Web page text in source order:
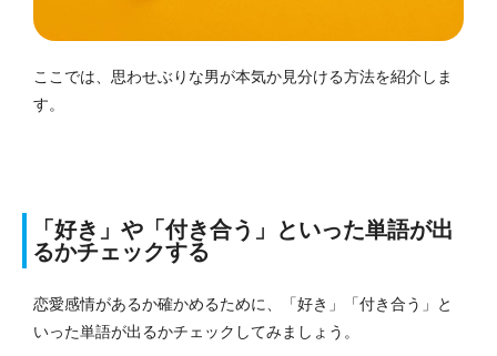
ここでは、思わせぶりな男が本気か見分ける方法を紹介しま
す。
「好き」や「付き合う」といった単語が出
るかチェックする
恋愛感情があるか確かめるために、「好き」「付き合う」と
いった単語が出るかチェックしてみましょう。